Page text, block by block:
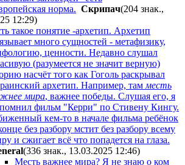
норма. Cкpипaч(204 знак.,
12:29)
такое понятие -архетип. Архетип
много сущностей - метафизику,
ценности. Недавно слушал
(разумеется не значит верную)
насчёт того как Гоголь раскрывал
архетип. Например, там месть
мира, важнее победы. Слушая его, я
фильм "Керри" по Стивену Кингу.
кем-то в начале фильма ребёнок
без разбору мстит без разбору всему
и сжигает всё что попадется на глаза.
(336 знак., 13.03.2025 12:46)
Месть важнее мира? Я не знаю о ком